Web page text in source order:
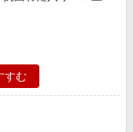
すむ